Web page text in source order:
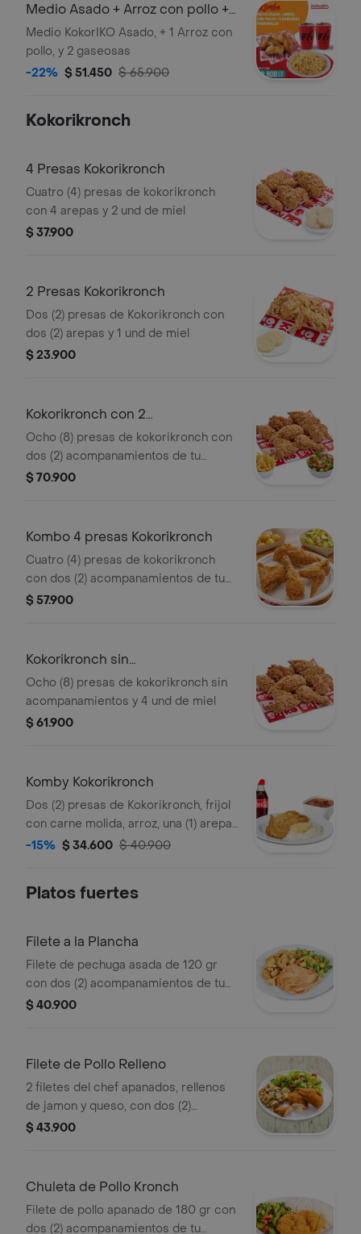
Medio Asado + Arroz con pollo +
2 gas
Medio KokorIKO Asado, + 1 Arroz con
pollo, y 2 gaseosas
-22% $ 51.450 $ 65.900
Kokorikronch
4 Presas Kokorikronch
Cuatro (4) presas de kokorikronch
con 4 arepas y 2 und de miel
$ 37.900
2 Presas Kokorikronch
Dos (2) presas de Kokorikronch con
dos (2) arepas y 1 und de miel
$ 23.900
Kokorikronch con 2
acompanamientos
Ocho (8) presas de kokorikronch con
dos (2) acompanamientos de tu
eleccion y 4 und de miel
$ 70.900
Kombo 4 presas Kokorikronch
Cuatro (4) presas de kokorikronch
con dos (2) acompanamientos de tu
eleccion y una (1) Coca Cola 400 ml y
$ 57.900
Kokorikronch sin
acompanamientos
Ocho (8) presas de kokorikronch sin
acompanamientos y 4 und de miel
$ 61.900
Komby Kokorikronch
Dos (2) presas de Kokorikronch, frijol
con carne molida, arroz, una (1) arepa,
una (1) Coca Cola 400 ml y 1 und de
-15% $ 34.600 $ 40.900
Platos fuertes
Filete a la Plancha
Filete de pechuga asada de 120 gr
con dos (2) acompanamientos de tu
eleccion.
$ 40.900
Filete de Pollo Relleno
2 filetes del chef apanados, rellenos
de jamon y queso, con dos (2)
acompanamientos de tu eleccion y 20
$ 43.900
Chuleta de Pollo Kronch
Filete de pollo apanado de 180 gr con
dos (2) acompanamientos de tu